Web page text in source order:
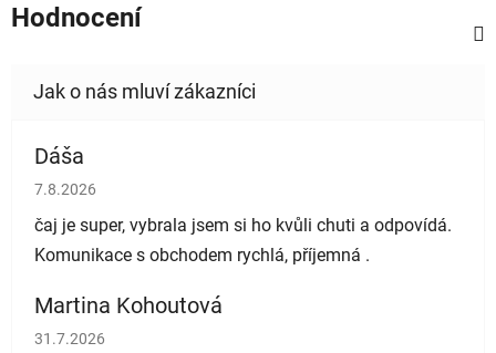
Hodnocení
Dáša
Hodnocení obchodu je 5 z 5 hvězdiček.
7.8.2026
čaj je super, vybrala jsem si ho kvůli chuti a odpovídá.
Komunikace s obchodem rychlá, příjemná .
Martina Kohoutová
Hodnocení obchodu je 5 z 5 hvězdiček.
31.7.2026